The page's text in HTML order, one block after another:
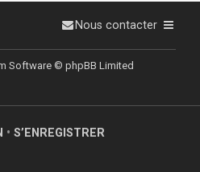
Nous contacter
Software © phpBB Limited
• S’ENREGISTRER